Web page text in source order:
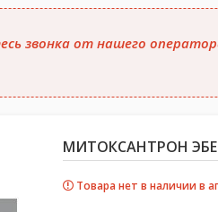
звонка от нашего
МИТОКСАНТРОН
Товара нет в наличии в